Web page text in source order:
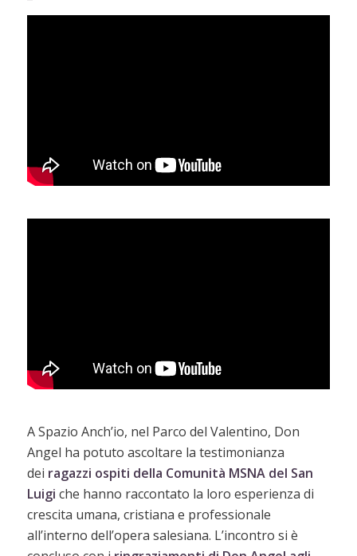
A Spazio Anch’io, nel Parco del Valentino, Don
Angel ha potuto ascoltare la testimonianza
dei ragazzi ospiti della Comunità MSNA del San
Luigi che hanno raccontato la loro esperienza di
crescita umana, cristiana e professionale
all’interno dell’opera salesiana. L’incontro si è